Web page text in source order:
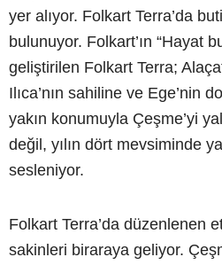
yer alıyor. Folkart Terra’da
bulunuyor. Folkart’ın “Hayat
geliştirilen Folkart Terra;
Ilıca’nın sahiline ve Ege’nin
yakın konumuyla Çeşme’yi
değil, yılın dört mevsiminde
sesleniyor.
Folkart Terra’da düzenlenen
sakinleri biraraya geliyor.